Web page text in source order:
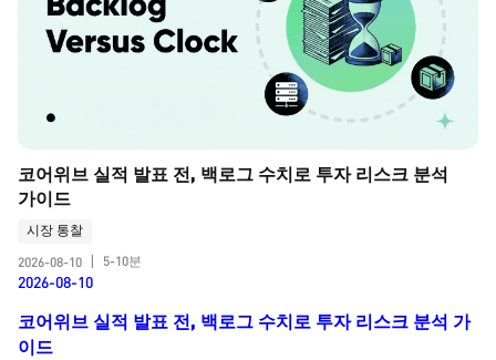
코어위브 실적 발표 전, 백로그 수치로 투자 리스크 분석
가이드
시장 통찰
2026-08-10
5-10분
2026-08-10
코어위브 실적 발표 전, 백로그 수치로 투자 리스크 분석 가
이드